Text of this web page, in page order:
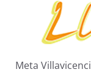
Meta